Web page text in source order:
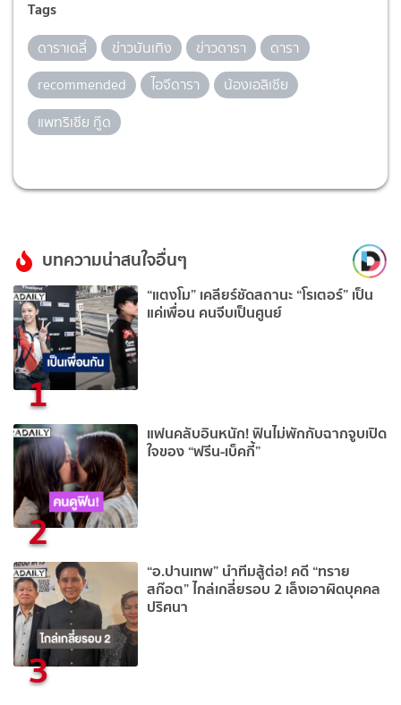
Tags
ดาราเดลี่ ข่าวบันเทิง ข่าวดารา
ดารา
recommended
ไอจีดารา
น้องเอลิเซีย
แพทริเซีย กู๊ด
บทความน่าสนใจอื่นๆ
1
“แตงโม” เคลียร์ชัดสถานะ “โรเตอร์” เป็น
แค่เพื่อน คนจีบเป็นศูนย์
2
แฟนคลับอินหนัก! ฟินไม่พักกับฉากจูบเปิด
ใจของ “ฟรีน-เบ็คกี้”
3
“อ.ปานเทพ” นำทีมสู้ต่อ! คดี “ทราย
สก๊อต” ไกล่เกลี่ยรอบ 2 เล็งเอาผิดบุคคล
ปริศนา